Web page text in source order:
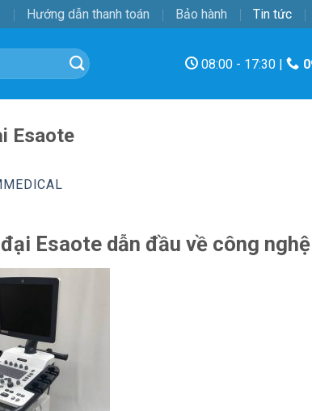
Hướng dẫn thanh toán Bảo hành Tin tức
08:00 - 17:30 |
Esaote
Esaote dẫn đầu về công nghệ